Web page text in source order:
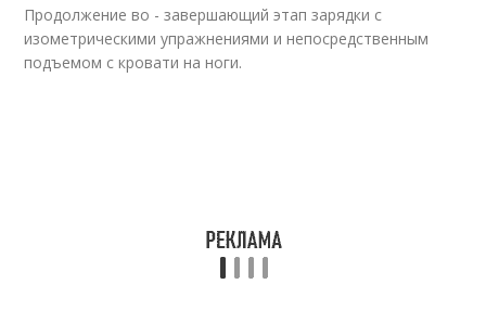
Продолжение во - завершающий этап зарядки с
изометрическими упражнениями и непосредственным
подъемом с кровати на ноги.